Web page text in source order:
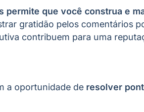
permite que você construa e
gratidão pelos comentários
contribuem para uma
a oportunidade de resolver